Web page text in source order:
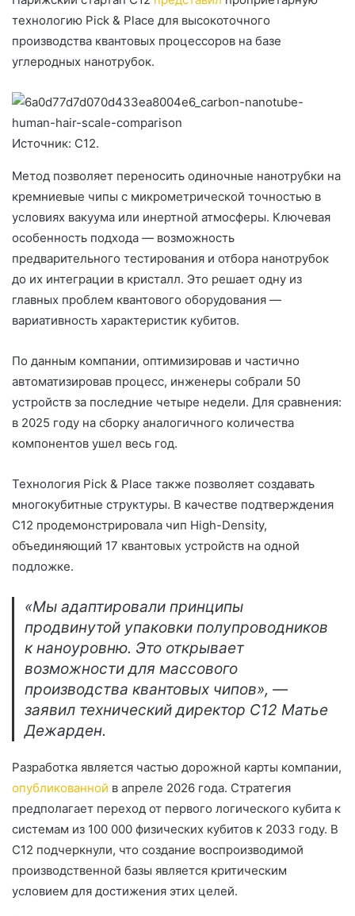
технологию Pick & Place для высокоточного
производства квантовых процессоров на базе
углеродных нанотрубок.
Источник: C12.
Метод позволяет переносить одиночные нанотрубки на
кремниевые чипы с микрометрической точностью в
условиях вакуума или инертной атмосферы. Ключевая
особенность подхода — возможность
предварительного тестирования и отбора нанотрубок
до их интеграции в кристалл. Это решает одну из
главных проблем квантового оборудования —
вариативность характеристик кубитов.
По данным компании, оптимизировав и частично
автоматизировав процесс, инженеры собрали 50
устройств за последние четыре недели. Для сравнения:
в 2025 году на сборку аналогичного количества
компонентов ушел весь год.
Технология Pick & Place также позволяет создавать
многокубитные структуры. В качестве подтверждения
C12 продемонстрировала чип High-Density,
объединяющий 17 квантовых устройств на одной
подложке.
«Мы адаптировали принципы
продвинутой упаковки полупроводников
к наноуровню. Это открывает
возможности для массового
производства квантовых чипов», —
заявил технический директор C12 Матье
Дежарден.
Разработка является частью дорожной карты компании,
опубликованной в апреле 2026 года. Стратегия
предполагает переход от первого логического кубита к
системам из 100 000 физических кубитов к 2033 году. В
C12 подчеркнули, что создание воспроизводимой
производственной базы является критическим
условием для достижения этих целей.